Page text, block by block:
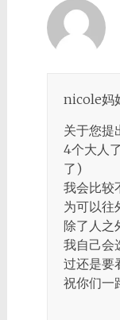
nicole妈
关于您提
4个大人
了)
我会比较
为可以往
除了人之
我自己会
过还是要
祝你们一